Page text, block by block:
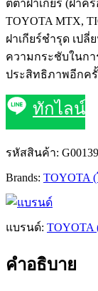
ตีต้าฝาเกียร์ (ฝา
TOYOTA MTX,
ฝาเกียร์ชำรุด เป
ความกระชับในกา
ประสิทธิภาพอีกครั้
ทักไลน์
รหัสสินค้า:
Brands: TOYOTA
แบรนด์: TOYOTA
คำอธิบาย